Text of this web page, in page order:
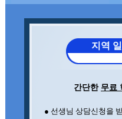
신
차
이
구
지역
간단한 무료
● 선생님 상담신청을